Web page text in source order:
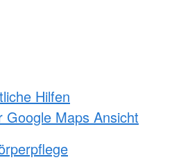
Hilfen
Google Maps Ansicht